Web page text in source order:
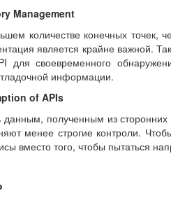
Management
количестве конечных точек,
является крайне важной.
для своевременного
информации.
of APIs
данным, полученным из
менее строгие контроли.
вместо того, чтобы пытаться